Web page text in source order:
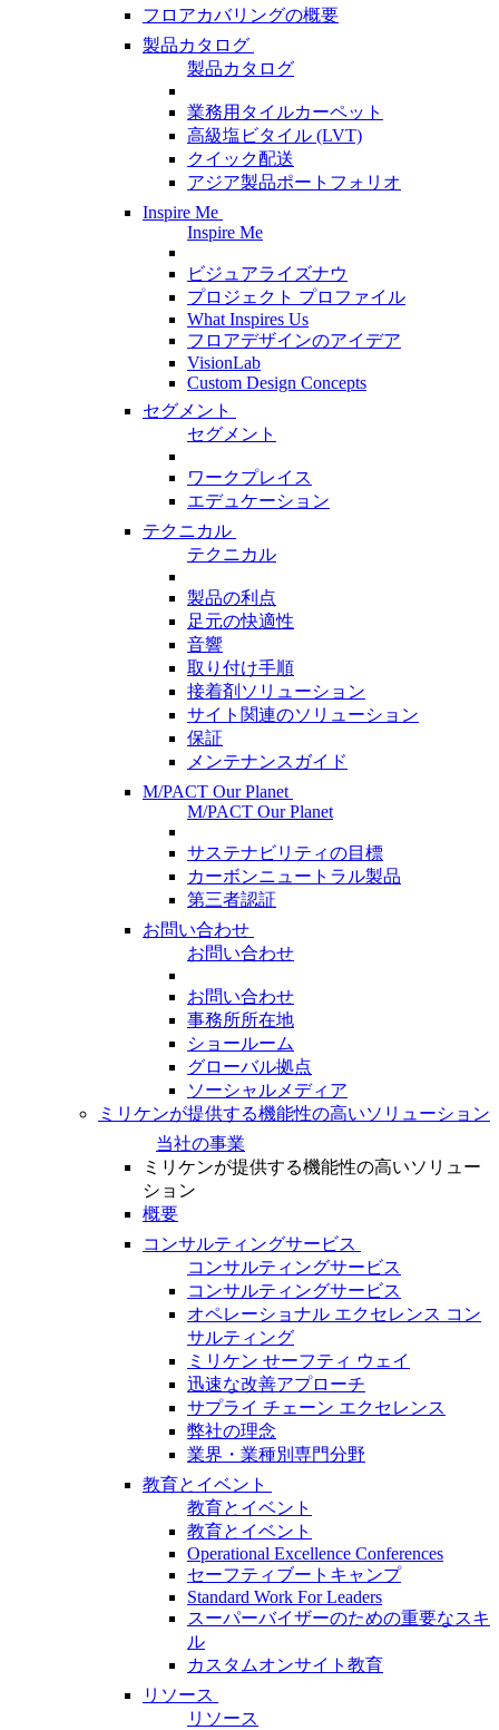
フロアカバリングの概要
製品カタログ
製品カタログ
業務用タイルカーペット
高級塩ビタイル (LVT)
クイック配送
アジア製品ポートフォリオ
Inspire Me
Inspire Me
ビジュアライズナウ
プロジェクト プロファイル
What Inspires Us
フロアデザインのアイデア
VisionLab
Custom Design Concepts
セグメント
セグメント
ワークプレイス
エデュケーション
テクニカル
テクニカル
製品の利点
足元の快適性
音響
取り付け手順
接着剤ソリューション
サイト関連のソリューション
保証
メンテナンスガイド
M/PACT Our Planet
M/PACT Our Planet
サステナビリティの目標
カーボンニュートラル製品
第三者認証
お問い合わせ
お問い合わせ
お問い合わせ
事務所所在地
ショールーム
グローバル拠点
ソーシャルメディア
ミリケンが提供する機能性の高いソリューション
当社の事業
ミリケンが提供する機能性の高いソリュー
ション
概要
コンサルティングサービス
コンサルティングサービス
コンサルティングサービス
オペレーショナル エクセレンス コン
サルティング
ミリケン せーフティ ウェイ
迅速な改善アプローチ
サプライ チェーン エクセレンス
弊社の理念
業界・業種別専門分野
教育とイベント
教育とイベント
教育とイベント
Operational Excellence Conferences
セーフティブートキャンプ
Standard Work For Leaders
スーパーバイザーのための重要なスキ
ル
カスタムオンサイト教育
リソース
リソース